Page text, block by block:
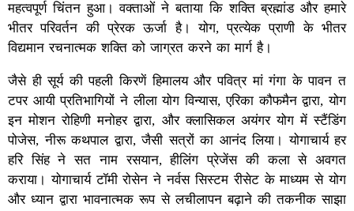
महत्वपूर्ण चिंतन हुआ। वक्ताओं ने बताया कि शक्ति ब्रह्मांड और हमारे
भीतर परिवर्तन की प्रेरक ऊर्जा है। योग, प्रत्येक प्राणी के भीतर
विद्यमान रचनात्मक शक्ति को जाग्रत करने का मार्ग है।
जैसे ही सूर्य की पहली किरणें हिमालय और पवित्र मां गंगा के पावन त
टपर आयी प्रतिभागियों ने लीला योग विन्यास, एरिका कौफमैन द्वारा, योग
इन मोशन रोहिणी मनोहर द्वारा, और क्लासिकल अयंगर योग में स्टैंडिंग
पोजेस, नीरू कथपाल द्वारा, जैसी सत्रों का आनंद लिया। योगाचार्य हर
हरि सिंह ने सत नाम रसयान, हीलिंग प्रेजेंस की कला से अवगत
कराया। योगाचार्य टॉमी रोसेन ने नर्वस सिस्टम रीसेट के माध्यम से योग
और ध्यान द्वारा भावनात्मक रूप से लचीलापन बढ़ाने की तकनीक साझा